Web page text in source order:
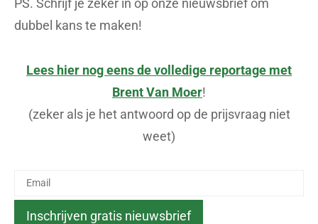
PS. Schrijf je zeker in op onze nieuwsbrief om
dubbel kans te maken!
Lees hier nog eens de volledige reportage met
Brent Van Moer!
(zeker als je het antwoord op de prijsvraag niet
weet)